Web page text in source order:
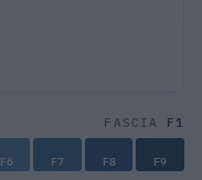
FASCIA F1
F6 F7 F8 F9